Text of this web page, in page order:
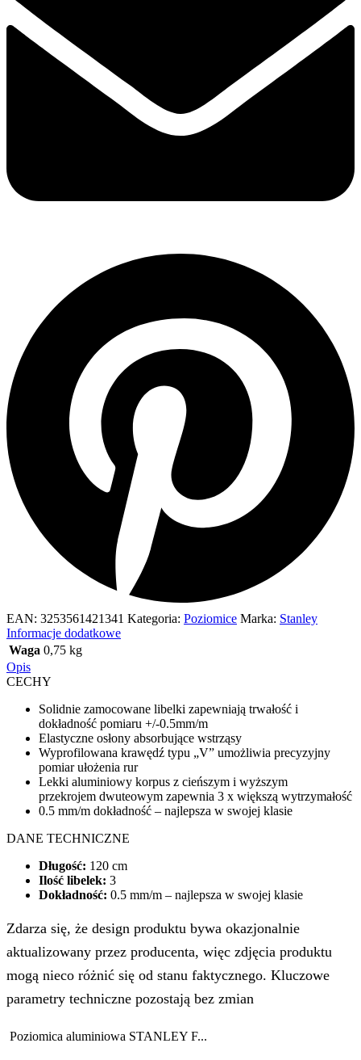
EAN: 3253561421341 Kategoria: Poziomice Marka: Stanley
Informacje dodatkowe
Waga 0,75 kg
Opis
CECHY
Solidnie zamocowane libelki zapewniają trwałość i
dokładność pomiaru +/-0.5mm/m
Elastyczne osłony absorbujące wstrząsy
Wyprofilowana krawędź typu „V” umożliwia precyzyjny
pomiar ułożenia rur
Lekki aluminiowy korpus z cieńszym i wyższym
przekrojem dwuteowym zapewnia 3 x większą wytrzymałość
0.5 mm/m dokładność – najlepsza w swojej klasie
DANE TECHNICZNE
Długość: 120 cm
Ilość libelek: 3
Dokładność: 0.5 mm/m – najlepsza w swojej klasie
Zdarza się, że design produktu bywa okazjonalnie
aktualizowany przez producenta, więc zdjęcia produktu
mogą nieco różnić się od stanu faktycznego. Kluczowe
parametry techniczne pozostają bez zmian
Poziomica aluminiowa STANLEY F...